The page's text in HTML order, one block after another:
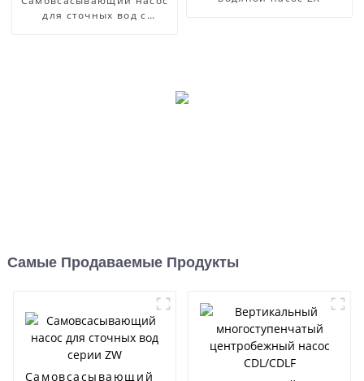
для сточных вод с
Самые Продаваемые Продукты
Самовсасывающий